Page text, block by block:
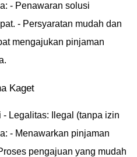
- Penawaran solusi
- Persyaratan mudah dan
mengajukan pinjaman
Kaget
Legalitas: Ilegal (tanpa izin
- Menawarkan pinjaman
pengajuan yang mudah